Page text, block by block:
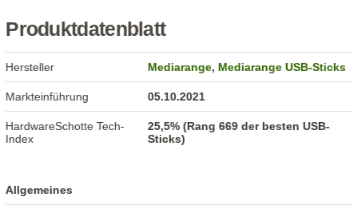
Produktdatenblatt
Hersteller Mediarange,Mediarange USB-Sticks
Markteinführung 05.10.2021
HardwareSchotte Tech-
Index
25,5% (Rang 669 der besten USB-
Sticks)
Allgemeines